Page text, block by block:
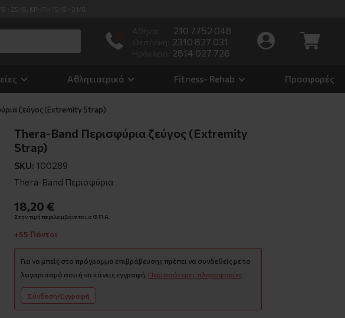
- 25/8, ΚΡΗΤΗ 15/8 - 31/8
210 7752 048
2310 827 031
2814 027 726
Αθλητιατρικά Fitness- Rehab Προσφορές
ζεύγος (Extremity Strap)
Thera-Band Περισφύρια ζεύγος (Extremity
Strap)
SKU: 100289
Thera-Band Περισφύρια
18,20 €
Στην τιμή περιλαμβάνεται ο Φ.Π.Α.
+55 Πόντοι
Για να μπείς στο πρόγραμμα επιβράβευσης πρέπει να συνδεθείς με το
λογαριασμό σου ή να κάνεις εγγραφή. Περισσότερες πληροφορίες
Σύνδεση/Εγγραφή